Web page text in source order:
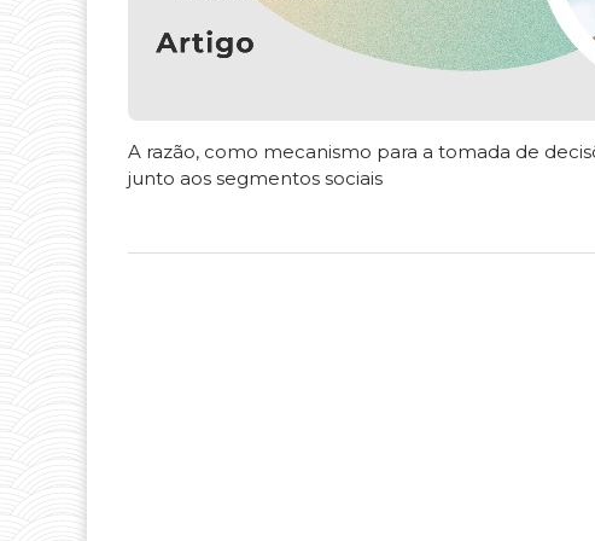
A razão, como mecanismo para a tomada de
junto aos segmentos sociais